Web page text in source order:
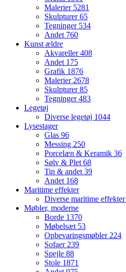
Malerier 5281
Skulpturer65
Tegninger 534
Andet 760
Kunst ældre
Akvareller408
Andet 175
Grafik 1876
Malerier2678
Skulpturer85
Tegninger483
Legetøj
Diverse legetøj 1044
Lysestager
Glas 96
Messing 250
Porcelæn & Keramik 36
Sølv & Plet68
Tin & andet39
Andet 168
Maritime effekter
Diverse maritime effekter
Møbler, moderne
Borde 1370
Møbelsæt 53
Opbevaringsmøbler224
Sofaer239
Spejle 88
Stole 1871